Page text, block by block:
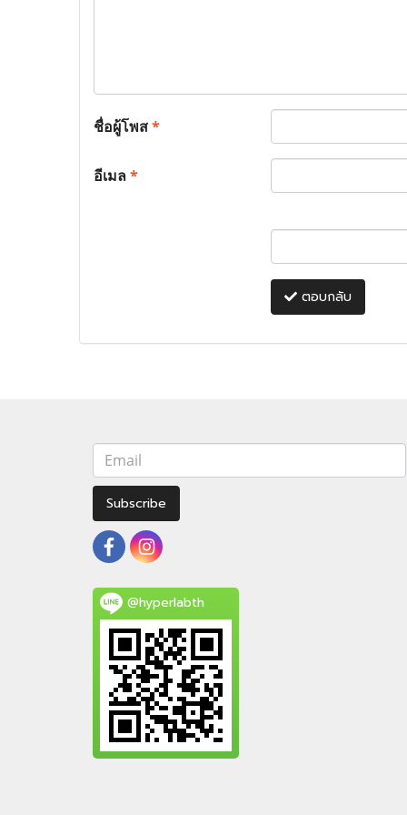
ชื่อผู้โพส*
อีเมล*
ตอบกลับ
Subscribe
@hyperlabth